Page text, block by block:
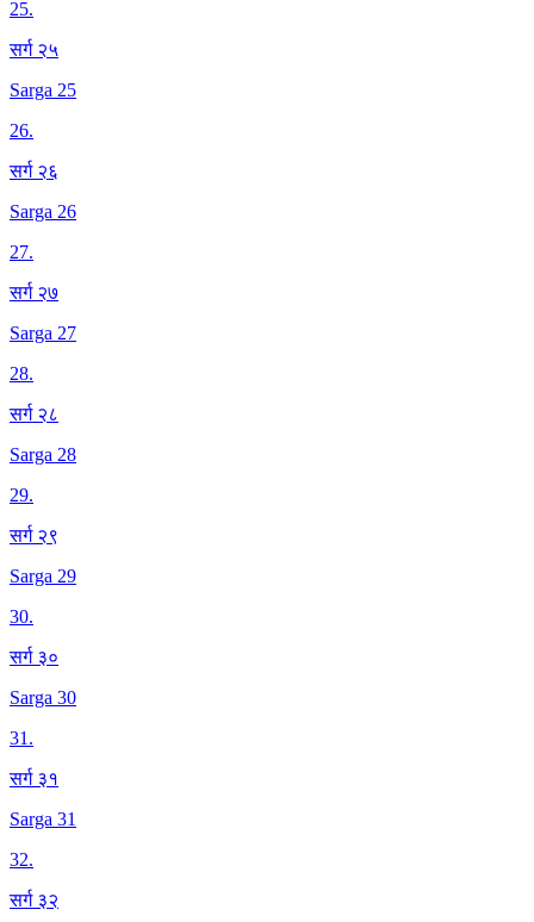
25.
सर्ग २५
Sarga 25
26.
सर्ग २६
Sarga 26
27.
सर्ग २७
Sarga 27
28.
सर्ग २८
Sarga 28
29.
सर्ग २९
Sarga 29
30.
सर्ग ३०
Sarga 30
31.
सर्ग ३१
Sarga 31
32.
सर्ग ३२